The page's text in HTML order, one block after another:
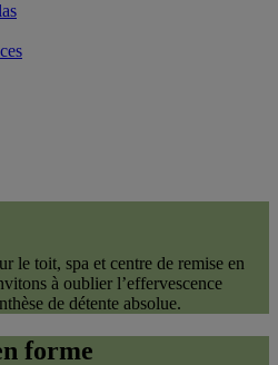
le toit, spa et centre de remise en
à oublier l’effervescence
de détente absolue.
forme